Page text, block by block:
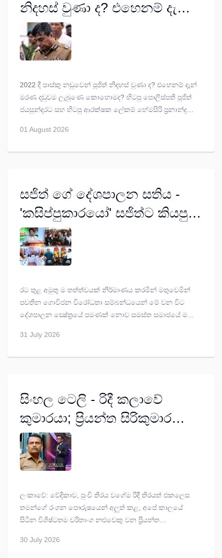
නිදහස් වුණා ද? එහෙනම් දැන්
මරණ දඬුවම ලැබුණෙ
කොහොමද?
2022 දී පාස්කු නඩුවෙන් පූජිත් නිදහස් වුණා ද? එහෙනම් දැන්
මරණ දඬුවම ලැබුණෙ කොහොමද? හිටපු පොලිස්පති පූජිත්
ජයසුන්දරට සහ හිටපු ආරක්ෂක ලේකම් හේමසිරි ප්‍රනාන්දුට
කෙටි සටහන.
01 August 2026
සජිත් ගේ දේශපාලන සතිය -
'කසිප්පුකාරයෝ' සජිත්ට කියපු
කතාව
රට තුළ අමුතු ම තත්ත්වයක් නිර්මාණය කරමින් මතුවෙමින්
පවතින ගොවිජන විරෝධතා සම්බන්ධයෙන් මේ වන විට
දේශපාලන ක්‍ෂේත්‍රයේ පමණක් නොව සමස්ත සමාජයේ ම
ලබාදුන් පොරොන්දු ඉටුකිරීම කෙසේ වෙතත් තමන් තළා
31 July 2026
සිංහල ටෙලි - රිදී කලාවේ
කුමාරයා; ප්‍රියන්ත සිරිකුමාර
ලෝකයේ හොඳම සහය නළුවා
වෙයි
ලංකාවේ: වේදිකාව, පුංචි තිරය වගේම රිදී තිරයත් එකලෙස
තමන්ගේ රංගන පෞරුෂයෙන් අලුත් කළ, අපේ කාලයේ
සිටින විශිෂ්ටතම චරිතාංග නළුවෙකු වන ප්‍රියන්ත
රංගනය වෙනුවෙන් මැලේසියා අන්තර්ජාතික සිනමා
30 July 2026